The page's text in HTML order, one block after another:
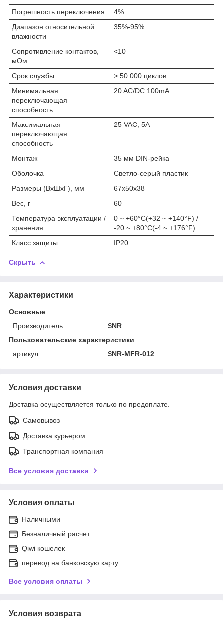
Погрешность переключения
4%
Диапазон относительной
влажности
35%-95%
Сопротивление контактов,
мОм
<10
Срок службы
> 50 000 циклов
Минимальная
переключающая
способность
20 AC/DC 100mA
Максимальная
переключающая
способность
25 VAC, 5А
Монтаж
35 мм DIN-рейка
Оболочка
Светло-серый пластик
Размеры (ВхШхГ), мм
67x50x38
Вес, г
60
Температура эксплуатации /
хранения
0 ~ +60°C(+32 ~ +140°F) /
-20 ~ +80°C(-4 ~ +176°F)
Класс защиты
IP20
Скрыть
Характеристики
Основные
Производитель
SNR
Пользовательские характеристики
артикул
SNR-MFR-012
Условия доставки
Доставка осуществляется только по предоплате.
Самовывоз
Доставка курьером
Транспортная компания
Все условия доставки
Условия оплаты
Наличными
Безналичный расчет
Qiwi кошелек
перевод на банковскую карту
Все условия оплаты
Условия возврата